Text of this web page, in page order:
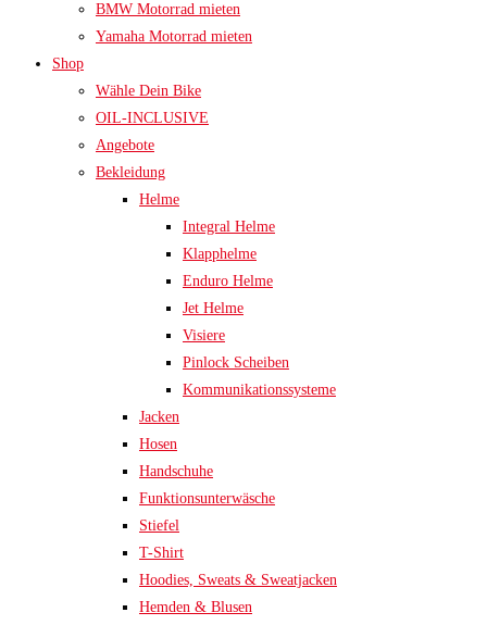
BMW Motorrad mieten
Yamaha Motorrad mieten
Shop
Wähle Dein Bike
OIL-INCLUSIVE
Angebote
Bekleidung
Helme
Integral Helme
Klapphelme
Enduro Helme
Jet Helme
Visiere
Pinlock Scheiben
Kommunikationssysteme
Jacken
Hosen
Handschuhe
Funktionsunterwäsche
Stiefel
T-Shirt
Hoodies, Sweats & Sweatjacken
Hemden & Blusen